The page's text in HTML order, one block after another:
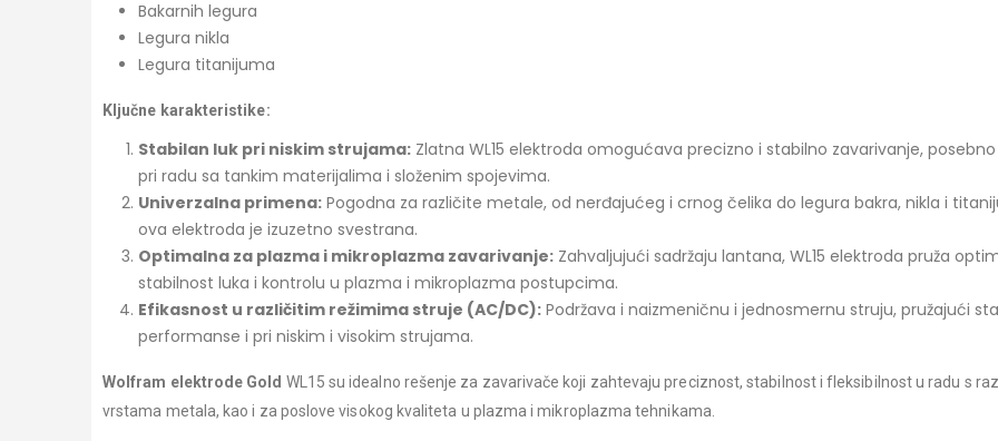
Bakarnih legura
Legura nikla
Legura titanijuma
Ključne karakteristike:
Stabilan luk pri niskim strujama: Zlatna WL15 elektroda omogućava precizno i stabilno zavarivanje,
pri radu sa tankim materijalima i složenim spojevima.
Univerzalna primena: Pogodna za različite metale, od nerđajućeg i crnog čelika do legura bakra, nikla i
ova elektroda je izuzetno svestrana.
Optimalna za plazma i mikroplazma zavarivanje: Zahvaljujući sadržaju lantana, WL15 elektroda pruža
stabilnost luka i kontrolu u plazma i mikroplazma postupcima.
Efikasnost u različitim režimima struje (AC/DC): Podržava i naizmeničnu i jednosmernu struju, pružajući
performanse i pri niskim i visokim strujama.
Wolfram elektrode Gold WL15 su idealno rešenje za zavarivače koji zahtevaju preciznost, stabilnost i fleksibilnost u radu s
vrstama metala, kao i za poslove visokog kvaliteta u plazma i mikroplazma tehnikama.